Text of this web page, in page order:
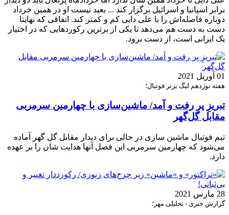
برابر اسپانیا و اسرائیل برگزار کند ... بعید نیست او در همین خرداد
دوباره فاصله‌اش را با علی دایی کم و کمتر کند. اتفاقی که نهایتا
دست‌ به دست هم می‌دهد تا یکی از برترین رکوردهایی که در اختیار
یک ایرانی است، از دست برود.
01 آوریل 2021
هفته نوزدهم لیگ برتر فوتبال؛
تبریزِ پر رفت و آمد/ ماشین‌سازی با چهارمین سرمربی
مقابل گل‌گهر
تیم فوتبال ماشین سازی در حالی برای دیدار مقابل گل گهر آماده
می‌شود که چهارمین سرمربی این فصل آنها هدایت شان را بر عهده
دارد.
28 مارس 2021
گزارش خبری - تحلیلی مهر؛